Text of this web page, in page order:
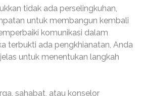
tidak ada perselingkuhan,
untuk membangun kembali
komunikasi dalam
terbukti ada pengkhianatan, Anda
untuk menentukan langkah
sahabat, atau konselor